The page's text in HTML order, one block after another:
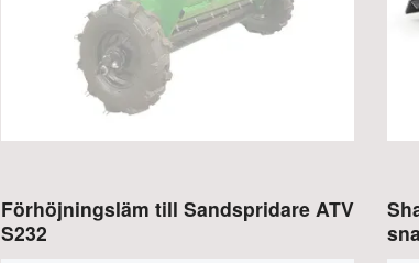
Förhöjningsläm till Sandspridare ATV
S232